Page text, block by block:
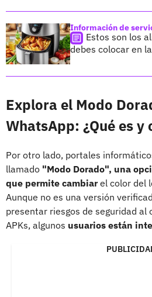
Información de
Estos son los
debes colocar en
Explora el Modo
WhatsApp: ¿Qué es y
Por otro lado, portales
llamado "Modo Dorado", una
que permite cambiarel color del
Aunque no es una versión
presentar riesgos de seguridad al
APKs, algunos usuarios están